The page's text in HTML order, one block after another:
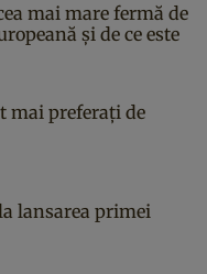
mai mare fermă de
și de ce este
mai preferați de
lansarea primei